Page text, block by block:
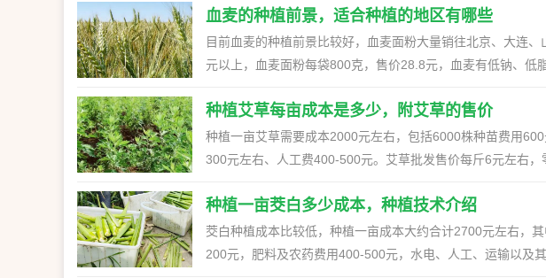
种比较适宜。这样，幼苗出土恰好也在傍晚，可经一夜生长再
（3）精细播种：在播种前一天下午或当日上午要灌足底墒水
种时，在营养钵中铲松2厘米-3厘米深、挖0.3厘米-0.5厘米深
土厚度约为种子厚的2倍-5倍。播种后，在苗床上每隔1米左
遮阳网，既可减轻强光高湿危害，又能避蚜，减少病毒传播
及时覆盖，以防雨打种或苗。3、苗床管理初秋蔬菜苗子的质
时间苗、定苗，根据所育蔬菜，每钵选留一或二棵健壮苗子
通常选用10厘米-15厘米的。（2）适当遮荫：对于喜冷凉、
一些草帘，形成花荫，但在后期要逐渐减少遮荫物。（3）盖
中药材，通过科学的种植管理，提高产量和品质。中药材具有
择优质的种苗或幼崽，确保养殖品种的质量和产量。5. 养殖管
控、环境调控等，提高养殖效益。6. 产品销售：根据养殖品
场、电商平台等，将产品销售出去。四、小结保山作为一个
选择适合当地气候和土地条件的养殖项目，并进行科学经营
损。 （2）规避市场风险需要对所种药材品种进行科学预测
量、库存量、生产发展情况等进行全面考察，从而对其供求关
求上有缺口，行情上有上升趋势的品种进行种植，只有这样才
害防治、收获和加工。 （2）只要某个环节出现问题都会影响
施，从而达到“旱灌涝排”的目的，最大限度地降低自然风险。
强，需要的成本不高，材料费和滴灌设施费用在200-300元
常好。 二、怎样种葵花才能高产 1、土壤：葵花对土壤并不
它疏松透气且排水性较好的土壤作为培土。 2、光照：光照越
度是26-29°C，它的培养温度最好不要低于15°C，环境温度
喜湿但是不耐涝，进行浇灌要做到见干见湿，一定不要浇灌
8-9月，果期9-10月。 2、防风喜欢凉爽的环境，耐寒，耐干
肥沃、排水良好的砂质壤土进行栽培，不宜在酸性大，粘性
草本植物，高50-100cm。主根肥厚，木质，常分枝，呈灰白
面被白色柔毛或近无毛；小叶椭圆形或长圆状卵形，长7-
花；总花梗与叶近等长或较长，至果期显著伸长。荚果薄膜
爽环境，耐旱，耐寒，不耐涝。如果是平原地区，选择地势较
土质肥沃、土壤渗水力强的向阳山坡地种植。 三、野天麻 1
赤箭、定风草、合离草等，全株无绿叶，不含叶绿素。地下有
面呈黄白色或淡棕黄色，半透明，有节状环纹。 2、野天麻主
血麦的种植前景，适合种植的地区有哪些
目前血麦的种植前景比较好，血麦面粉大量销往北京、大连
元以上，血麦面粉每袋800克，售价28.8元，血麦有低钠、低
铁、锌等多种营养物质，品质极高。 一、血麦的种植前景 1
麦，用血麦开发生产补铁、补血系列营养保健功能食品、生物
养元素的极好方式，安全、有效、经济、简便，在国内外有销
微量营养元素铁、锌和维生素A的缺乏被国内外称之为“隐性
身体健康的四大疾病之一，我国现在有30%以上的儿童患缺铁
血麦适合在西北地区种植，我国内蒙古地区有大面积种植血麦
种植艾草每亩成本是多少，附艾草的售价
种植一亩艾草需要成本2000元左右，包括6000株种苗费用
300元左右、人工费400-500元。艾草批发售价每斤6元左右，
本较低，种植前景比较好。 一、种植艾草每亩成本是多少 种
600元，土地租金600-800元，肥料及农药费用300元左右，
艾草的售价 1、按市场批发价来算，艾草的售价为每斤6元，
种植一亩茭白多少成本，种植技术介绍
茭白种植成本比较低，种植一亩成本大约合计2700元左右，
200元，肥料及农药费用400-500元，水电、人工、运输以及